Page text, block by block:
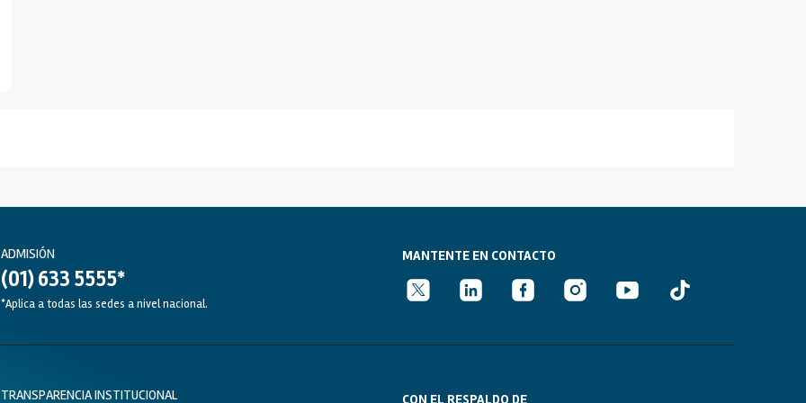
ADMISIÓN
(01) 633 5555*
*Aplica a todas las sedes a nivel nacional.
MANTENTE EN CONTACTO
TRANSPARENCIA INSTITUCIONAL CON EL RESPALDO DE